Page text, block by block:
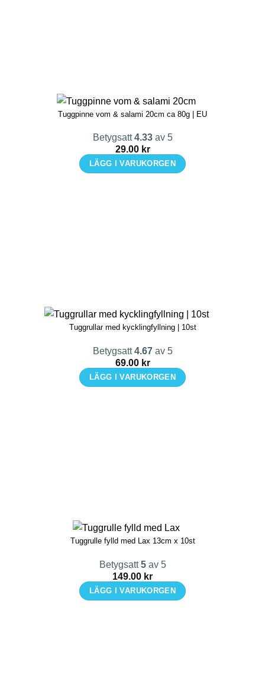
Tuggpinne vom & salami 20cm ca 80g | EU
Betygsatt4.33av 5
29.00 kr
LÄGG I VARUKORGEN
Tuggrullar med kycklingfyllning | 10st
Betygsatt4.67av 5
69.00 kr
LÄGG I VARUKORGEN
Tuggrulle fylld med Lax 13cm x 10st
Betygsatt5av 5
149.00 kr
LÄGG I VARUKORGEN